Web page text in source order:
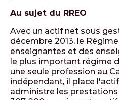
Au sujet du RREO
Avec un actif net sous
décembre 2013, le
enseignantes et des
le plus important régime
une seule profession au
indépendant, il place
administre les